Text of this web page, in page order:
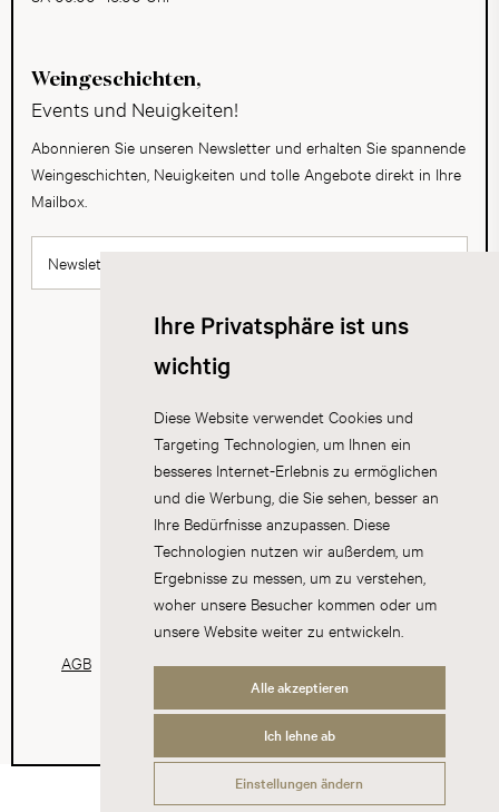
Ihre Privatsphäre ist uns
wichtig
Diese Website verwendet Cookies und
Targeting Technologien, um Ihnen ein
besseres Internet-Erlebnis zu ermöglichen
und die Werbung, die Sie sehen, besser an
Ihre Bedürfnisse anzupassen. Diese
Technologien nutzen wir außerdem, um
Ergebnisse zu messen, um zu verstehen,
woher unsere Besucher kommen oder um
unsere Website weiter zu entwickeln.
Alle akzeptieren
Ich lehne ab
Einstellungen ändern
Weingeschichten,
Events und Neuigkeiten!
Abonnieren Sie unseren Newsletter und erhalten Sie spannende
Weingeschichten, Neuigkeiten und tolle Angebote direkt in Ihre
Mailbox.
Newsletter abonnieren
AGB Datenschutz Impressum Cookies